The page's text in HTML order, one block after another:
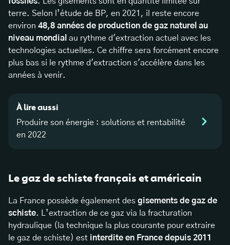
terre. Selon l’étude de BP, en 2021, il reste encore
environ 48,8 années de production de gaz naturel au
niveau mondial au rythme d'extraction actuel avec les
technologies actuelles. Ce chiffre sera forcément encore
plus bas si le rythme d'extraction s'accélère dans les
années à venir.
À lire aussi
Produire son énergie : solutions et rentabilité
en 2022
Le gaz de schiste français et américain
La France possède également des gisements de gaz de
schiste. L’extraction de ce gaz via la fracturation
hydraulique (la technique la plus courante pour extraire
le gaz de schiste) est interdite en France depuis 2011